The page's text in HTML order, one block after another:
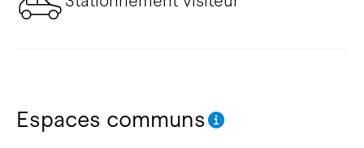
Espaces communs